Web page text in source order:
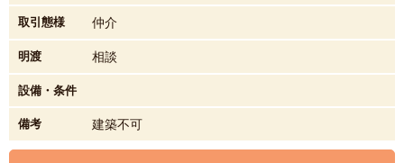
取引態様 仲介
明渡 相談
設備・条件
備考 建築不可